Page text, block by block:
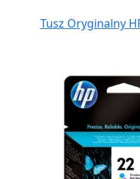
Tusz Oryginalny